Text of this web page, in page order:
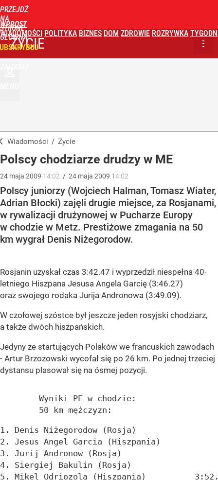
PRZEJDŹ
NA
STRONĘ
GŁÓWNĄ
WPROST
WIADOMOŚCI POLITYKA BIZNES DOM ZDROWIE ROZRYWKA
ŻYCIE
Wiadomości / Życie
Polscy chodziarze drudzy w ME
24 maja 2009 14:02 / 24 maja 2009 14:02
Polscy juniorzy (Wojciech Halman, Tomasz Wiater,
Adrian Błocki) zajęli drugie miejsce, za Rosjanami,
w rywalizacji drużynowej w Pucharze Europy
w chodzie w Metz. Prestiżowe zmagania na 50
km wygrał Denis Niżegorodow.
Rosjanin uzyskał czas 3:42.47 i wyprzedził niespełna 40-
letniego Hiszpana Jesusa Angela Garcię (3:46.27)
oraz swojego rodaka Jurija Andronowa (3:49.09).
W czołowej szóstce był jeszcze jeden rosyjski chodziarz,
a także dwóch hiszpańskich.
Jedyny ze startujących Polaków we francuskich zawodach
- Artur Brzozowski wycofał się po 26 km. Po jednej trzeciej
dystansu plasował się na ósmej pozycji.
	Wyniki PE w chodzie:
	50 km mężczyzn:
5. Mikel Odriozola